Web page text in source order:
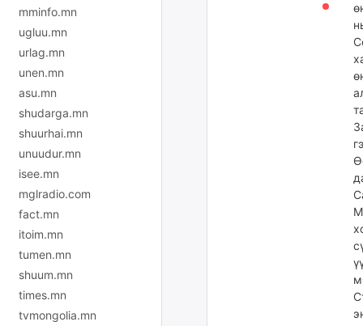
mminfo.mn
ugluu.mn
urlag.mn
unen.mn
asu.mn
shudarga.mn
shuurhai.mn
unuudur.mn
isee.mn
mglradio.com
fact.mn
itoim.mn
tumen.mn
shuum.mn
times.mn
tvmongolia.mn